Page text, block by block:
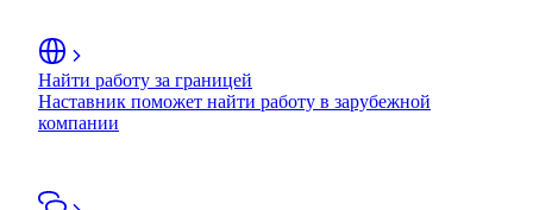
Найти работу за границей
Наставник поможет найти работу в зарубежной
компании